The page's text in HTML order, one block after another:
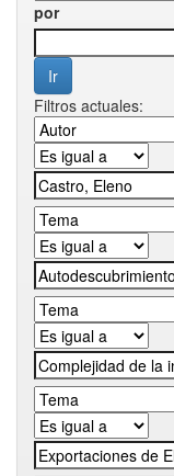
por
Filtros actuales: